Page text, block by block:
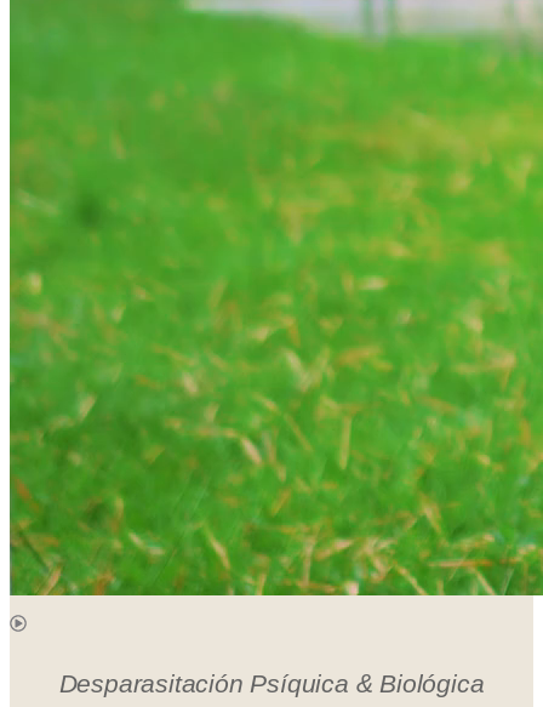
Desparasitación Psíquica & Biológica